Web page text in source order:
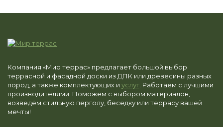
Компания «Мир террас» предлагает большой выбор
террасной и фасадной доски из ДПК или древесины разных
пород, а также комплектующих и услуг . Работаем с лучшими
производителями. Поможем с выбором материалов,
возведём стильную перголу, беседку или террасу вашей
мечты!